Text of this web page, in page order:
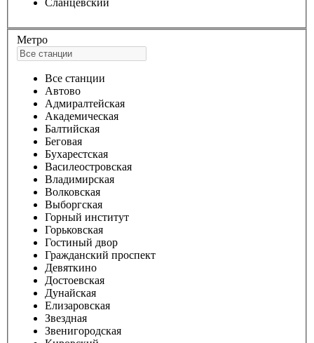
Метро
Все станции
Автово
Адмиралтейская
Академическая
Балтийская
Беговая
Бухарестская
Василеостровская
Владимирская
Волковская
Выборгская
Горный институт
Горьковская
Гостиный двор
Гражданский проспект
Девяткино
Достоевская
Дунайская
Елизаровская
Звездная
Звенигородская